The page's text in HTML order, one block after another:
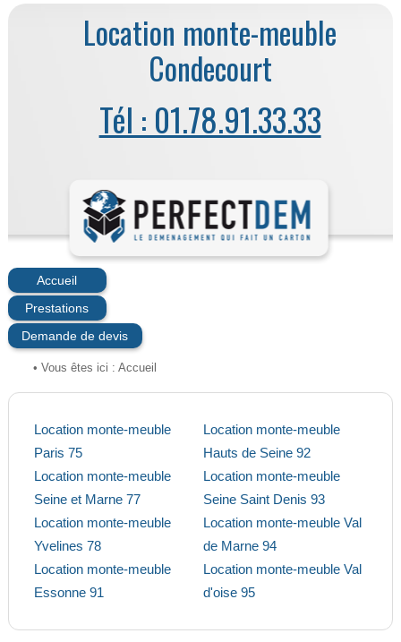
Location monte-meuble
Condecourt
Tél : 01.78.91.33.33
Accueil
Prestations
Demande de devis
• Vous êtes ici : Accueil
Location monte-meuble
Paris 75
Location monte-meuble
Seine et Marne 77
Location monte-meuble
Yvelines 78
Location monte-meuble
Essonne 91
Location monte-meuble
Hauts de Seine 92
Location monte-meuble
Seine Saint Denis 93
Location monte-meuble Val
de Marne 94
Location monte-meuble Val
d'oise 95